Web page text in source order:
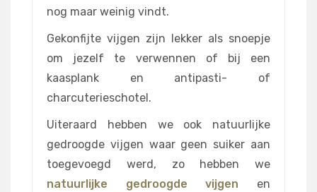
nog maar weinig vindt.
Gekonfijte vijgen zijn lekker als snoepje
om jezelf te verwennen of bij een
kaasplank en antipasti- of
charcuterieschotel.
Uiteraard hebben we ook natuurlijke
gedroogde vijgen waar geen suiker aan
toegevoegd werd, zo hebben we
natuurlijke gedroogde vijgen en